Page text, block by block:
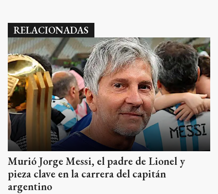
RELACIONADAS
Murió Jorge Messi, el padre de Lionel y
pieza clave en la carrera del capitán
argentino